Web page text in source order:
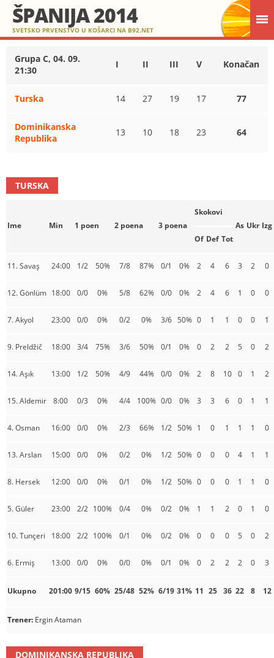
ŠPANIJA 2014
SVETSKO PRVENSTVO U KOŠARCI NA B92.NET
Grupa C, 04. 09.
21:30
I II III V Konačan
Turska 14 27 19 17 77
Dominikanska
Republika
13 10 18 23 64
TURSKA
Ime Min 1 poen 2 poena 3 poena
Skokovi
As Ukr Izg
Of Def Tot
11. Savaş 24:00 1/2 50% 7/8 87% 0/1 0% 2 4 6 3 2 0
12. Gönlüm 18:00 0/0 0% 5/8 62% 0/0 0% 2 4 6 1 0 0
7. Akyol 23:00 0/0 0% 0/2 0% 3/6 50% 0 1 1 0 0 1
9. Preldžič 18:00 3/4 75% 3/6 50% 0/1 0% 0 2 2 5 0 2
14. Aşık 13:00 1/2 50% 4/9 44% 0/0 0% 2 8 10 0 1 2
15. Aldemir 8:00 0/3 0% 4/4 100% 0/0 0% 3 3 6 0 1 1
4. Osman 16:00 0/0 0% 2/3 66% 1/2 50% 1 0 1 1 1 0
13. Arslan 15:00 0/0 0% 0/2 0% 1/2 50% 0 0 0 4 1 1
8. Hersek 12:00 0/0 0% 0/1 0% 1/2 50% 0 0 0 1 1 0
5. Güler 23:00 2/2 100% 0/4 0% 0/2 0% 1 1 2 0 1 0
10. Tunçeri 18:00 2/2 100% 0/1 0% 0/2 0% 0 0 0 5 0 2
6. Ermiş 13:00 0/0 0% 0/0 0% 0/1 0% 0 2 2 2 0 3
Ukupno 201:00 9/15 60% 25/48 52% 6/19 31% 11 25 36 22 8 12
Trener: Ergin Ataman
DOMINIKANSKA REPUBLIKA